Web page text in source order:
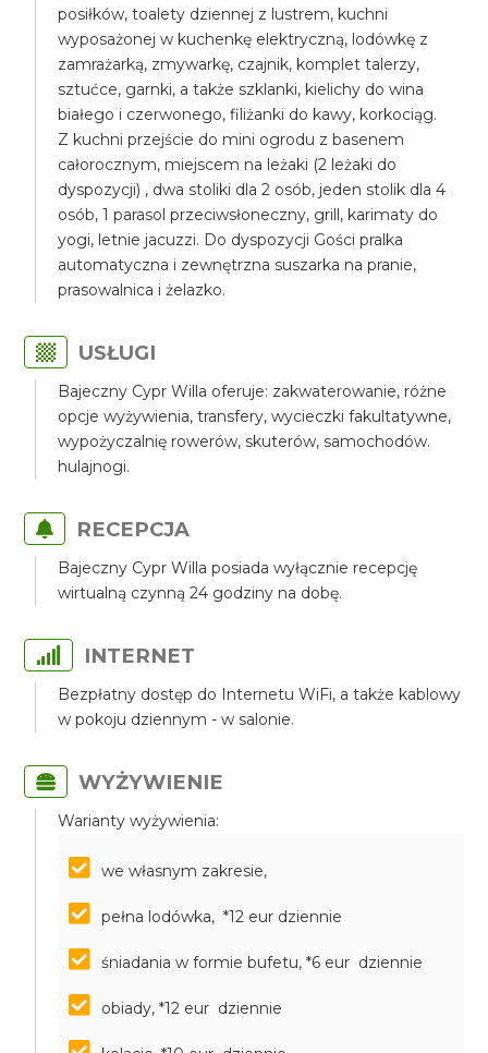
posiłków, toalety dziennej z lustrem, kuchni
wyposażonej w kuchenkę elektryczną, lodówkę z
zamrażarką, zmywarkę, czajnik, komplet talerzy,
sztućce, garnki, a także szklanki, kielichy do wina
białego i czerwonego, filiżanki do kawy, korkociąg.
Z kuchni przejście do mini ogrodu z basenem
całorocznym, miejscem na leżaki (2 leżaki do
dyspozycji) , dwa stoliki dla 2 osób, jeden stolik dla 4
osób, 1 parasol przeciwsłoneczny, grill, karimaty do
yogi, letnie jacuzzi. Do dyspozycji Gości pralka
automatyczna i zewnętrzna suszarka na pranie,
prasowalnica i żelazko.
USŁUGI
Bajeczny Cypr Willa oferuje: zakwaterowanie, różne
opcje wyżywienia, transfery, wycieczki fakultatywne,
wypożyczalnię rowerów, skuterów, samochodów.
hulajnogi.
RECEPCJA
Bajeczny Cypr Willa posiada wyłącznie recepcję
wirtualną czynną 24 godziny na dobę.
INTERNET
Bezpłatny dostęp do Internetu WiFi, a także kablowy
w pokoju dziennym - w salonie.
WYŻYWIENIE
Warianty wyżywienia:
we własnym zakresie,
pełna lodówka, *12 eur dziennie
śniadania w formie bufetu, *6 eur dziennie
obiady, *12 eur dziennie